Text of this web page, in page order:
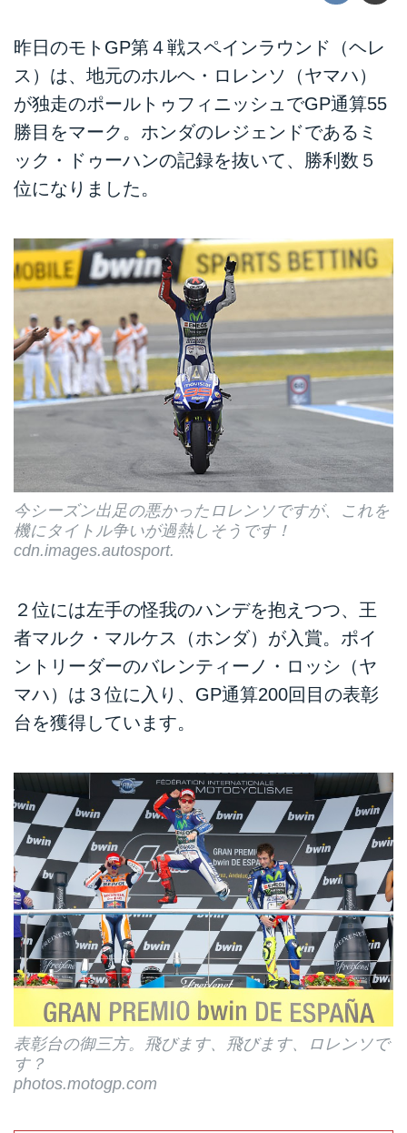
昨日のモトGP第４戦スペインラウンド（ヘレ
ス）は、地元のホルヘ・ロレンソ（ヤマハ）
が独走のポールトゥフィニッシュでGP通算55
勝目をマーク。ホンダのレジェンドであるミ
ック・ドゥーハンの記録を抜いて、勝利数５
位になりました。
今シーズン出足の悪かったロレンソですが、これを
機にタイトル争いが過熱しそうです！
cdn.images.autosport.
２位には左手の怪我のハンデを抱えつつ、王
者マルク・マルケス（ホンダ）が入賞。ポイ
ントリーダーのバレンティーノ・ロッシ（ヤ
マハ）は３位に入り、GP通算200回目の表彰
台を獲得しています。
表彰台の御三方。飛びます、飛びます、ロレンソで
す？
photos.motogp.com